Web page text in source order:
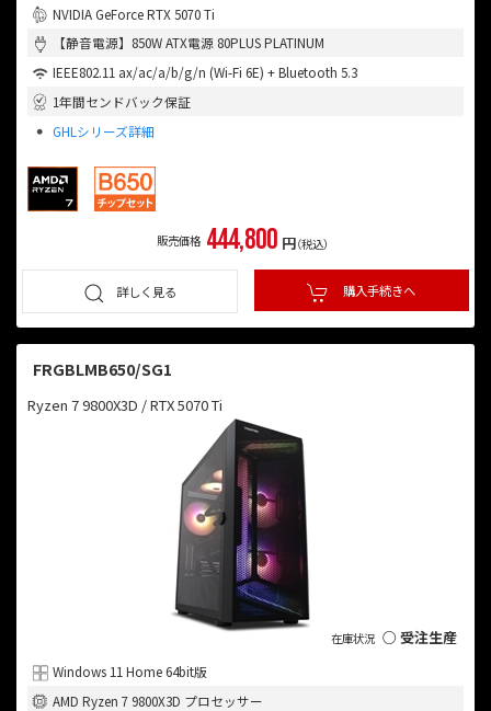
NVIDIA GeForce RTX 5070 Ti
【静音電源】850W ATX電源 80PLUS PLATINUM
IEEE802.11 ax/ac/a/b/g/n (Wi-Fi 6E) + Bluetooth 5.3
1年間センドバック保証
GHLシリーズ詳細
販売価格 444,800 円（税込）
詳しく見る 購入手続きへ
FRGBLMB650/SG1
Ryzen 7 9800X3D / RTX 5070 Ti
○ 受注生産
Windows 11 Home 64bit版
AMD Ryzen 7 9800X3D プロセッサー